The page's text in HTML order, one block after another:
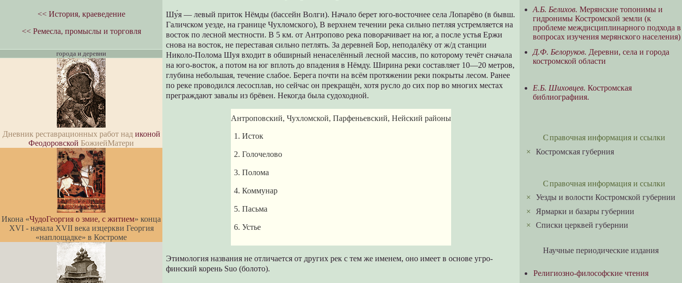
Шу́я — левый приток Нёмды (бассейн Волги). Начало берет юго-восточнее села Лопарёво (в бывш.
Галичском уезде, на границе Чухломского), В верхнем течении река сильно петляя устремляется на
восток по лесной местности. В 5 км. от Антропово река поворачивает на юг, а после устья Ержи
снова на восток, не переставая сильно петлять. За деревней Бор, неподалёку от ж/д станции
Николо-Полома Шуя входит в обширный ненаселённый лесной массив, по которому течёт сначала
на юго-восток, а потом на юг вплоть до впадения в Нёмду. Ширина реки составляет 10—20 метров,
глубина небольшая, течение слабое. Берега почти на всём протяжении реки покрыты лесом. Ранее
по реке проводился лесосплав, но сейчас он прекращён, хотя русло до сих пор во многих местах
преграждают завалы из брёвен. Некогда была судоходной.
Антроповский, Чухломской, Парфеньевский, Нейский районы
1. Исток
2. Голочелово
3. Полома
4. Коммунар
5. Пасьма
6. Устье
Этимология названия не отличается от других рек с тем же именем, оно имеет в основе угро-
финский корень Suo (болото).
<< История, краеведение
<< Ремесла, промыслы и торговля
города и деревни
Дневник реставрационных работ над иконой
Феодоровской БожиейМатери
Икона «ЧудоГеоргия о змие, с житием» конца
XVI - начала XVII века изцеркви Георгия
«наплощадке» в Костроме
А.Б. Белихов. Мерянские топонимы и
гидронимы Костромской земли (к
проблеме междисциплинарного подхода в
вопросах изучения мерянского населения)
Д.Ф. Белоруков. Деревни, села и города
костромской области
Е.Б. Шиховцев. Костромская
библиографиия.
Справочная информация и ссылки
×Костромская губерния
Справочная информация и ссылки
×Уезды и волости Костромской губернии
Ярмарки и базары губернии
×Списки церквей губернии
Научные периодические издания
Религиозно-философские чтения